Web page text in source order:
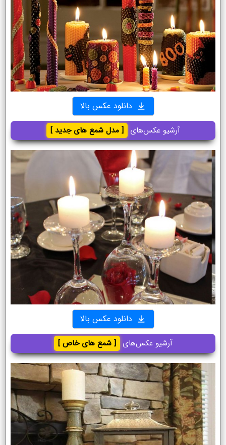
دانلود عکس بالا
آرشیو عکس‌های [ مدل شمع های جدید ]
دانلود عکس بالا
آرشیو عکس‌های [ شمع های خاص ]